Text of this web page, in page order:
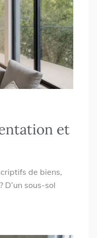
et
de biens,
sous-sol